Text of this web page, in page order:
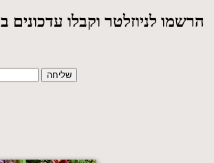
הרשמו לניוזלטר וקבלו עדכונים